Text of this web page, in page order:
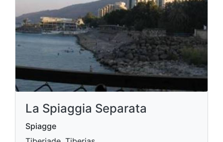
La Spiaggia Separata
Spiagge